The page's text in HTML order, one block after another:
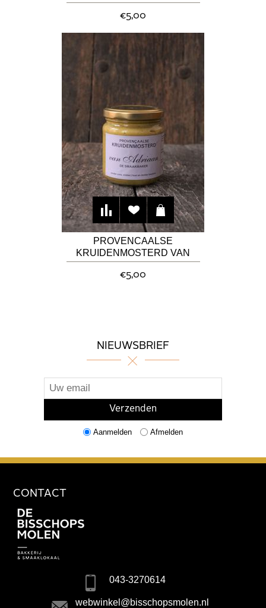
€5,00
PROVENCAALSE
KRUIDENMOSTERD VAN
ADRIAAN DE SMAAKMAKER
€5,00
NIEUWSBRIEF
Aanmelden Afmelden
CONTACT
043-3270614
webwinkel@bisschopsmolen.nl